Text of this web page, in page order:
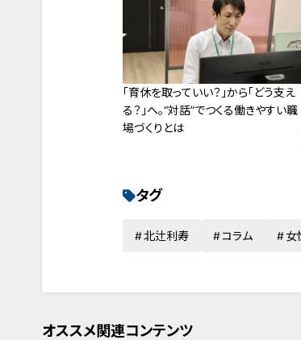
「育休を取っていい？」から「どう支え
る？」へ。“対話”でつくる働きやすい職
場づくりとは
タグ
北辻利寿 コラム 女
オススメ関連コンテンツ